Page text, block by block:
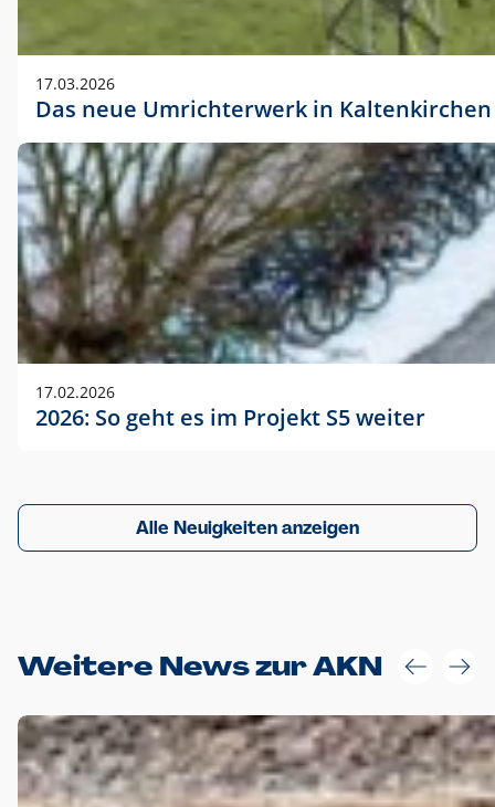
17.03.2026
Das neue Umrichterwerk in Kaltenkirchen
17.02.2026
2026: So geht es im Projekt S5 weiter
Alle Neuigkeiten anzeigen
Weitere News zur AKN